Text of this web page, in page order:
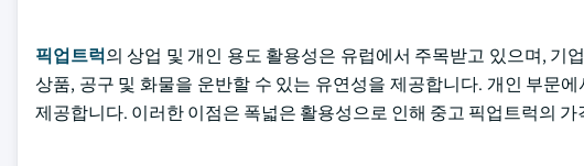
픽업트럭의 상업 및 개인 용도 활용성은 유럽에서 주목받고 있으며,
상품, 공구 및 화물을 운반할 수 있는 유연성을 제공합니다. 개인 부문
제공합니다. 이러한 이점은 폭넓은 활용성으로 인해 중고 픽업트럭의